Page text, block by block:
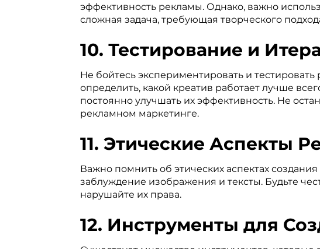
эффективность рекламы. Однако, важно
сложная задача, требующая творческого
10. Тестирование и
Не бойтесь экспериментировать и
определить, какой креатив работает лучше
постоянно улучшать их эффективность. Не
рекламном маркетинге.
11. Этические Аспекты
Важно помнить об этических аспектах
заблуждение изображения и тексты. Будьте
нарушайте их права.
12. Инструменты для